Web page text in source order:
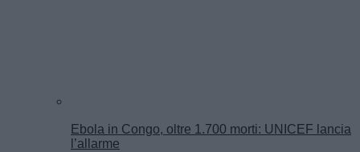
Ebola in Congo, oltre 1.700 morti: UNICEF lancia
l’allarme